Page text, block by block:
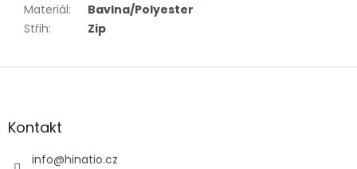
Materiál:
Bavlna/Polyester
Střih: Zip
Z
aKontakt
info@hinatio.cz